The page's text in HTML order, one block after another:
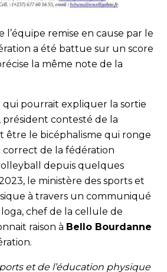
l’équipe remise en cause par le
a été battue sur un score
la même note de la
qui pourrait expliquer la sortie
contesté de la
être le bicéphalisme qui ronge
de la fédération
depuis quelques
le ministère des sports et
à travers un communiqué
chef de la cellule de
raison à Bello Bourdanne
et de l’éducation physique